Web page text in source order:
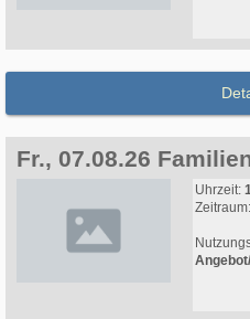
Fr., 07.08.26
Uhrzeit:
Zeitraum: